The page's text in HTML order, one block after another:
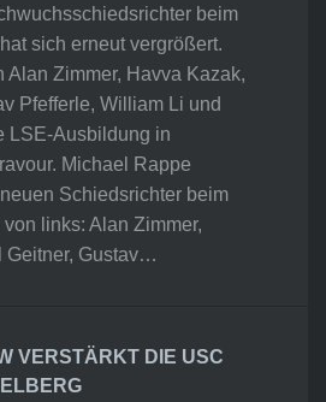
beim
sich erneut vergrößert.
Alan Zimmer, Havva Kazak,
Pfefferle, William Li und
LSE-Ausbildung in
Michael Rappe
Schiedsrichter beim
links: Alan Zimmer,
Geitner, Gustav…
VERSTÄRKT DIE USC